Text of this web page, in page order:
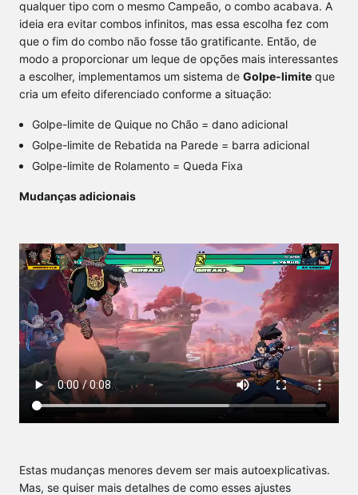
qualquer tipo com o mesmo Campeão, o combo acabava. A
ideia era evitar combos infinitos, mas essa escolha fez com
que o fim do combo não fosse tão gratificante. Então, de
modo a proporcionar um leque de opções mais interessantes
a escolher, implementamos um sistema de Golpe-limite que
cria um efeito diferenciado conforme a situação:
Golpe-limite de Quique no Chão = dano adicional
Golpe-limite de Rebatida na Parede = barra adicional
Golpe-limite de Rolamento = Queda Fixa
Mudanças adicionais
Estas mudanças menores devem ser mais autoexplicativas.
Mas, se quiser mais detalhes de como esses ajustes